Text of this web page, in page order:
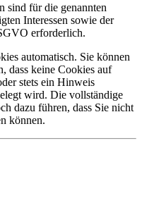
sind für die genannten
Interessen sowie der
erforderlich.
automatisch. Sie können
dass keine Cookies auf
stets ein Hinweis
wird. Die vollständige
dazu führen, dass Sie nicht
können.